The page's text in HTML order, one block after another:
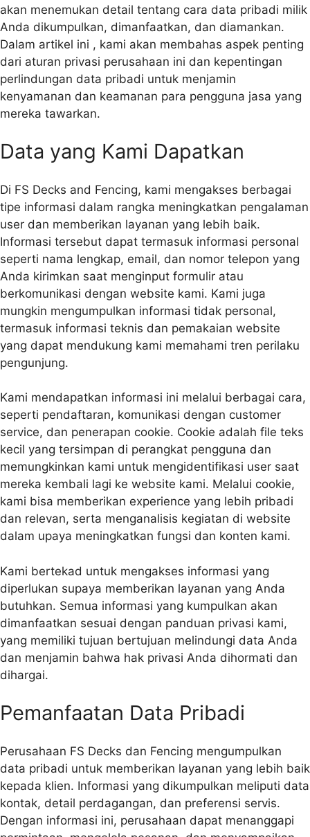
akan menemukan detail tentang cara data pribadi milik
Anda dikumpulkan, dimanfaatkan, dan diamankan.
Dalam artikel ini , kami akan membahas aspek penting
dari aturan privasi perusahaan ini dan kepentingan
perlindungan data pribadi untuk menjamin
kenyamanan dan keamanan para pengguna jasa yang
mereka tawarkan.
Data yang Kami Dapatkan
Di FS Decks and Fencing, kami mengakses berbagai
tipe informasi dalam rangka meningkatkan pengalaman
user dan memberikan layanan yang lebih baik.
Informasi tersebut dapat termasuk informasi personal
seperti nama lengkap, email, dan nomor telepon yang
Anda kirimkan saat menginput formulir atau
berkomunikasi dengan website kami. Kami juga
mungkin mengumpulkan informasi tidak personal,
termasuk informasi teknis dan pemakaian website
yang dapat mendukung kami memahami tren perilaku
pengunjung.
Kami mendapatkan informasi ini melalui berbagai cara,
seperti pendaftaran, komunikasi dengan customer
service, dan penerapan cookie. Cookie adalah file teks
kecil yang tersimpan di perangkat pengguna dan
memungkinkan kami untuk mengidentifikasi user saat
mereka kembali lagi ke website kami. Melalui cookie,
kami bisa memberikan experience yang lebih pribadi
dan relevan, serta menganalisis kegiatan di website
dalam upaya meningkatkan fungsi dan konten kami.
Kami bertekad untuk mengakses informasi yang
diperlukan supaya memberikan layanan yang Anda
butuhkan. Semua informasi yang kumpulkan akan
dimanfaatkan sesuai dengan panduan privasi kami,
yang memiliki tujuan bertujuan melindungi data Anda
dan menjamin bahwa hak privasi Anda dihormati dan
dihargai.
Pemanfaatan Data Pribadi
Perusahaan FS Decks dan Fencing mengumpulkan
data pribadi untuk memberikan layanan yang lebih baik
kepada klien. Informasi yang dikumpulkan meliputi data
kontak, detail perdagangan, dan preferensi servis.
Dengan informasi ini, perusahaan dapat menanggapi